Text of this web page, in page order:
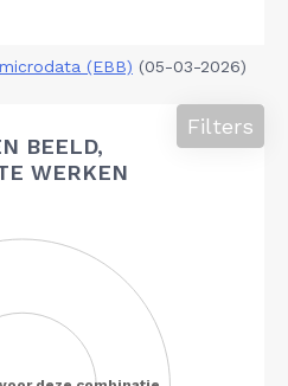
(EBB) (05-03-2026)
BEELD,
WERKEN
Filters